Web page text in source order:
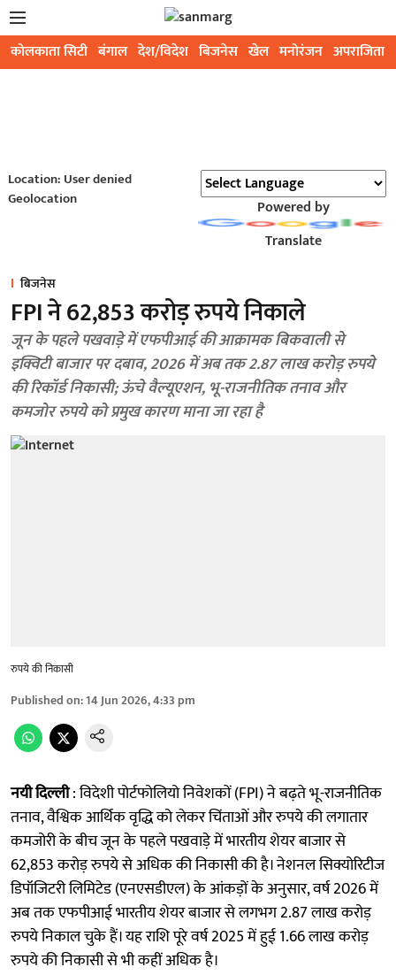
कोलकाता सिटी बंगाल देश/विदेश बिजनेस खेल मनोरंजन अपराजिता
Location: User denied
Geolocation
Powered by
Translate
बिजनेस
FPI ने 62,853 करोड़ रुपये निकाले
जून के पहले पखवाड़े में एफपीआई की आक्रामक बिकवाली से
इक्विटी बाजार पर दबाव, 2026 में अब तक 2.87 लाख करोड़ रुपये
की रिकॉर्ड निकासी; ऊंचे वैल्यूएशन, भू-राजनीतिक तनाव और
कमजोर रुपये को प्रमुख कारण माना जा रहा है
रुपये की निकासी
Published on:14 Jun 2026, 4:33 pm
नयी दिल्ली: विदेशी पोर्टफोलियो निवेशकों (FPI) ने बढ़ते भू-राजनीतिक
तनाव, वैश्विक आर्थिक वृद्धि को लेकर चिंताओं और रुपये की लगातार
कमजोरी के बीच जून के पहले पखवाड़े में भारतीय शेयर बाजार से
62,853 करोड़ रुपये से अधिक की निकासी की है। नेशनल सिक्योरिटीज
डिपॉजिटरी लिमिटेड (एनएसडीएल) के आंकड़ों के अनुसार, वर्ष 2026 में
अब तक एफपीआई भारतीय शेयर बाजार से लगभग 2.87 लाख करोड़
रुपये निकाल चुके हैं। यह राशि पूरे वर्ष 2025 में हुई 1.66 लाख करोड़
रुपये की निकासी से भी कहीं अधिक है।